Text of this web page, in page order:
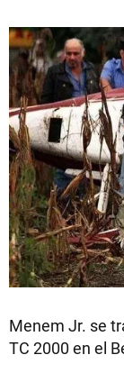
Menem Jr. se
TC 2000 en el